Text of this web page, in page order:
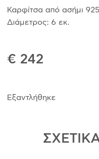
Καρφίτσα από ασήμι
Διάμετρος: 6 εκ.
€ 242
Εξαντλήθηκε